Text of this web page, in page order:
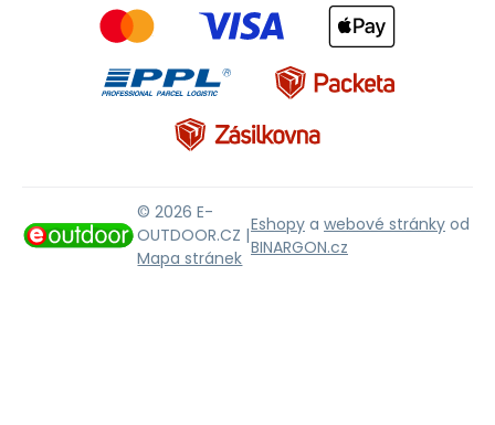
© 2026 E-
OUTDOOR.CZ |
Mapa stránek
Eshopy a webové stránky od
BINARGON.cz